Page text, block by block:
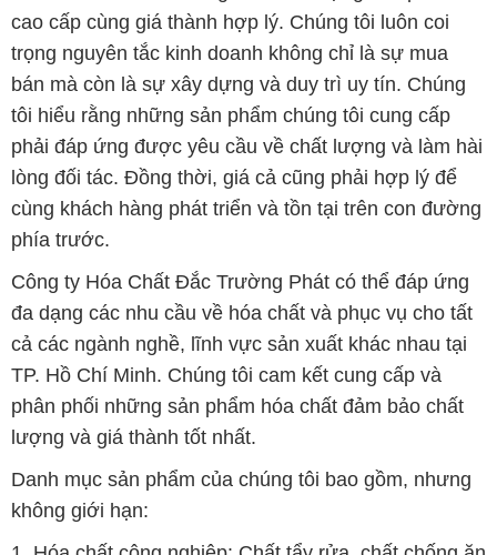
cao cấp cùng giá thành hợp lý. Chúng tôi luôn coi
trọng nguyên tắc kinh doanh không chỉ là sự mua
bán mà còn là sự xây dựng và duy trì uy tín. Chúng
tôi hiểu rằng những sản phẩm chúng tôi cung cấp
phải đáp ứng được yêu cầu về chất lượng và làm hài
lòng đối tác. Đồng thời, giá cả cũng phải hợp lý để
cùng khách hàng phát triển và tồn tại trên con đường
phía trước.
Công ty Hóa Chất Đắc Trường Phát có thể đáp ứng
đa dạng các nhu cầu về hóa chất và phục vụ cho tất
cả các ngành nghề, lĩnh vực sản xuất khác nhau tại
TP. Hồ Chí Minh. Chúng tôi cam kết cung cấp và
phân phối những sản phẩm hóa chất đảm bảo chất
lượng và giá thành tốt nhất.
Danh mục sản phẩm của chúng tôi bao gồm, nhưng
không giới hạn: